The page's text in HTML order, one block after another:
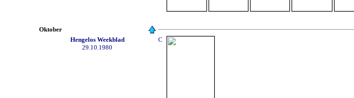
Oktober
Hengelos Weekblad
29.10.1980
C